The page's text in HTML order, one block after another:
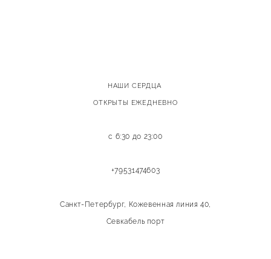
НАШИ СЕРДЦА
ОТКРЫТЫ ЕЖЕДНЕВНО
с 6:30 до 23:00
+79531474603
Санкт-Петербург, Кожевенная линия 40,
Севкабель порт